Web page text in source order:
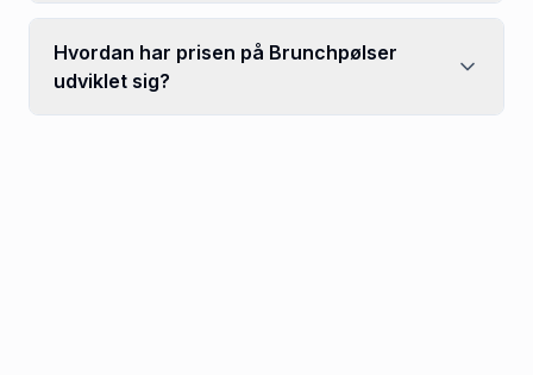
Hvordan har prisen på Brunchpølser
udviklet sig?